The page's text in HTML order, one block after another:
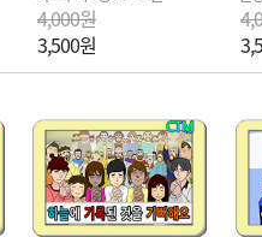
4,000원
3,500원